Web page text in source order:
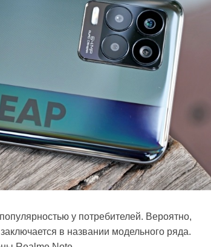
у потребителей. Вероятно,
в названии модельного ряда.